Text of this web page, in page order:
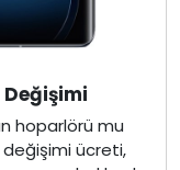
hoparlörü mu
değişimi ücreti,